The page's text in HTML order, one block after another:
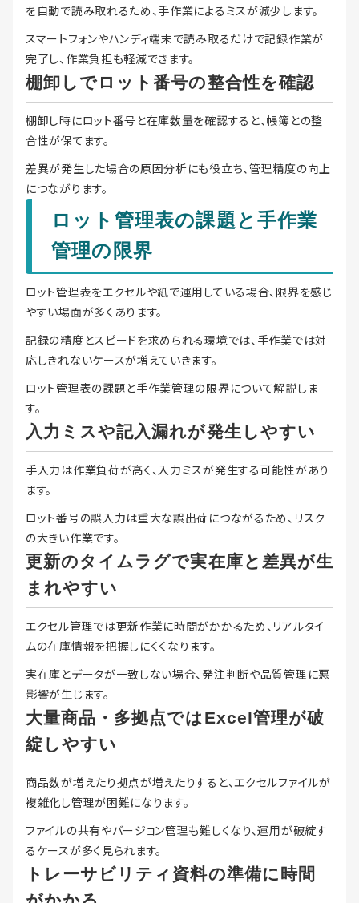
を自動で読み取れるため、手作業によるミスが減少します。
スマートフォンやハンディ端末で読み取るだけで記録作業が
完了し、作業負担も軽減できます。
棚卸しでロット番号の整合性を確認
棚卸し時にロット番号と在庫数量を確認すると、帳簿との整
合性が保てます。
差異が発生した場合の原因分析にも役立ち、管理精度の向上
につながります。
ロット管理表の課題と手作業
管理の限界
ロット管理表をエクセルや紙で運用している場合、限界を感じ
やすい場面が多くあります。
記録の精度とスピードを求められる環境では、手作業では対
応しきれないケースが増えていきます。
ロット管理表の課題と手作業管理の限界について解説しま
す。
入力ミスや記入漏れが発生しやすい
手入力は作業負荷が高く、入力ミスが発生する可能性があり
ます。
ロット番号の誤入力は重大な誤出荷につながるため、リスク
の大きい作業です。
更新のタイムラグで実在庫と差異が生
まれやすい
エクセル管理では更新作業に時間がかかるため、リアルタイ
ムの在庫情報を把握しにくくなります。
実在庫とデータが一致しない場合、発注判断や品質管理に悪
影響が生じます。
大量商品・多拠点ではExcel管理が破
綻しやすい
商品数が増えたり拠点が増えたりすると、エクセルファイルが
複雑化し管理が困難になります。
ファイルの共有やバージョン管理も難しくなり、運用が破綻す
るケースが多く見られます。
トレーサビリティ資料の準備に時間